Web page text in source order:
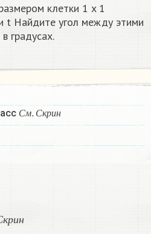
клетки 1 x 1
t Найдите угол между этими
градусах.
См Скрин
С м. Ск рин
кр ин